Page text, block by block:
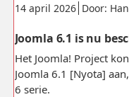
Gepubliceerd:
14 april 2026. Door:
Joomla 6.1 is nu
Het Joomla! Project
Joomla 6.1 [Nyota]
6 serie.